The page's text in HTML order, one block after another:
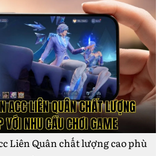
Liên Quân chất lượng cao phù